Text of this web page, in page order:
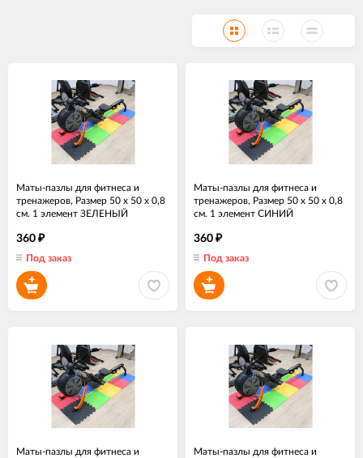
Маты-пазлы для фитнеса и
тренажеров, Размер 50 х 50 х 0,8
см. 1 элемент ЗЕЛЕНЫЙ
360 ₽
Под заказ
Маты-пазлы для фитнеса и
тренажеров, Размер 50 х 50 х 0,8
см. 1 элемент СИНИЙ
360 ₽
Под заказ
Маты-пазлы для фитнеса и
Маты-пазлы для фитнеса и